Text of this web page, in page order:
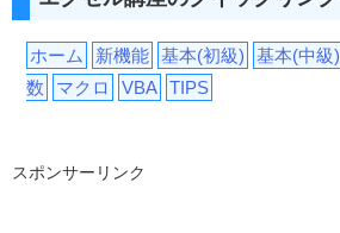
ホーム 新機能 基本(初級) 基本(中級)
数
マクロ VBA TIPS
スポンサーリンク